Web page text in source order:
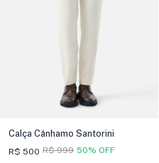
Calça Cânhamo Santorini
R$ 500 50% OFF
R$ 999